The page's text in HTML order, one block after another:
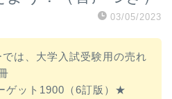
03/05/2023
では、大学入試受験用の売れ
ゲット1900（6訂版）★